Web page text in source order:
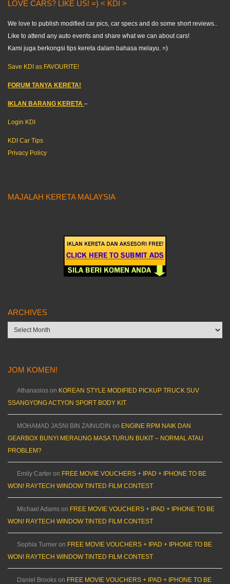
LOVE CARS? LIKE US! =) < KDI >
We love to publish modified car pics, car specs and do some short reviews..
Like to attend any auto events and share what we can about cars!
Kami juga berkongsi tips kereta dalam bahasa melayu. =)
Save KDI as FAVOURITE!
FORUM TANYA KERETA!
IKLAN BARANG KERETA –
Login KDI
KDI Car Tips
Privacy Policy
MAJALAH KERETA MALAYSIA
ARCHIVES
Archives
JOM KOMEN!
Athanasios on KOREAN STYLE MODIFIED PICKUP TRUCK SUV
SSANGYONG ACTYON SPORT BODY KIT
MOHAMAD JASNI BIN ZAINUDIN on ENGINE RPM NAIK DAN
GEARBOX BUNYI MERAUNG MASA TURUN BUKIT – NORMAL ATAU
PROBLEM?
Emily Carter on FREE MOVIE VOUCHERS + IPAD + IPHONE TO BE
WON! RAYTECH WINDOW TINTED FILM CONTEST
Michael Adams on FREE MOVIE VOUCHERS + IPAD + IPHONE TO BE
WON! RAYTECH WINDOW TINTED FILM CONTEST
Sophia Turner on FREE MOVIE VOUCHERS + IPAD + IPHONE TO BE
WON! RAYTECH WINDOW TINTED FILM CONTEST
Daniel Brooks on FREE MOVIE VOUCHERS + IPAD + IPHONE TO BE